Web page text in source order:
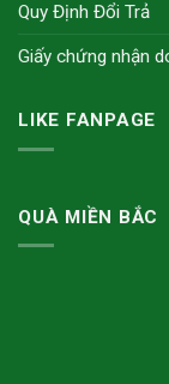
Quy Định Đổi Trả
Giấy chứng nhận
LIKE FANPAGE
QUÀ MIỀN BẮC